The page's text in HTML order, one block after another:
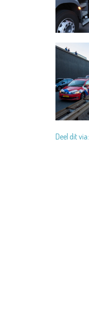
Deel dit via: